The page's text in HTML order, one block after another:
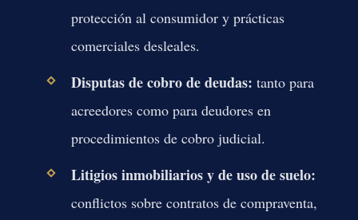
protección al consumidor y prácticas
comerciales desleales.
Disputas de cobro de deudas: tanto para
acreedores como para deudores en
procedimientos de cobro judicial.
Litigios inmobiliarios y de uso de suelo:
conflictos sobre contratos de compraventa,